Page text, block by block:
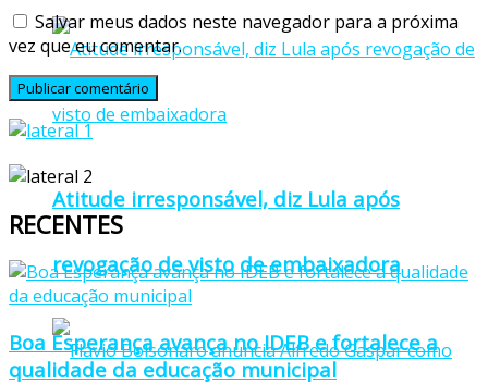
Atitude irresponsável, diz Lula após
revogação de visto de embaixadora
Salvar meus dados neste navegador para a próxima
vez que eu comentar.
RECENTES
Boa Esperança avança no IDEB e fortalece a
qualidade da educação municipal